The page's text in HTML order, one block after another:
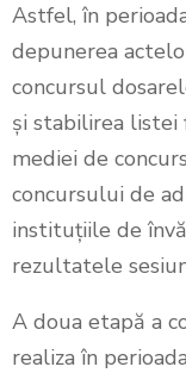
Astfel, în
depunerea
concursul
și stabilirea listei
mediei de
concursului de
instituțiile de
rezultatele
A doua etapă a
realiza în